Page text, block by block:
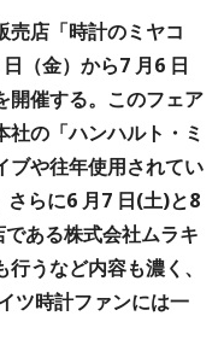
売店「時計のミヤコ
（金）から7 月6 日
開催する。このフェア
の「ハンハルト・ミ
ブや往年使用されてい
らに6 月7 日(土)と8
ある株式会社ムラキ
うなど内容も濃く、
ツ時計ファンには一